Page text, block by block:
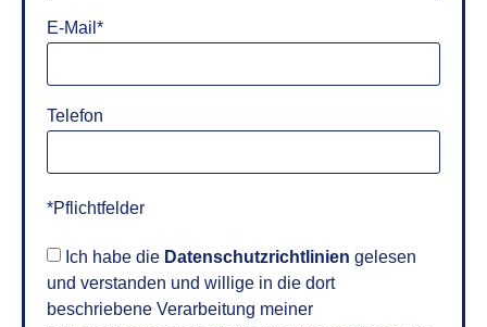
E-Mail*
Telefon
*Pflichtfelder
Ich habe die Datenschutzrichtlinien gelesen
und verstanden und willige in die dort
beschriebene Verarbeitung meiner